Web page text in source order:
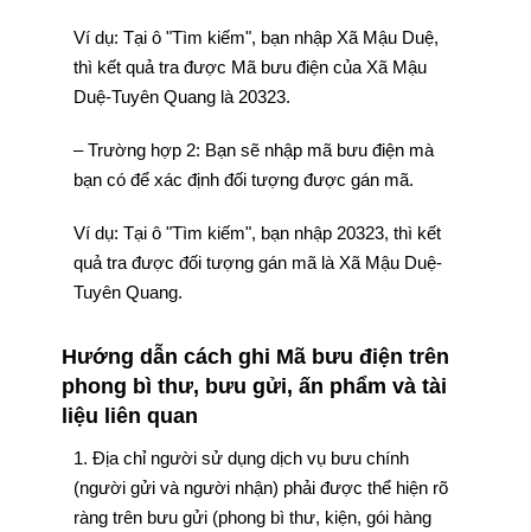
Ví dụ: Tại ô "Tìm kiếm", bạn nhập Xã Mậu Duệ,
thì kết quả tra được Mã bưu điện của Xã Mậu
Duệ-Tuyên Quang là 20323.
– Trường hợp 2: Bạn sẽ nhập mã bưu điện mà
bạn có để xác định đối tượng được gán mã.
Ví dụ: Tại ô "Tìm kiếm", bạn nhập 20323, thì kết
quả tra được đối tượng gán mã là Xã Mậu Duệ-
Tuyên Quang.
Hướng dẫn cách ghi Mã bưu điện trên
phong bì thư, bưu gửi, ấn phẩm và tài
liệu liên quan
1. Địa chỉ người sử dụng dịch vụ bưu chính
(người gửi và người nhận) phải được thể hiện rõ
ràng trên bưu gửi (phong bì thư, kiện, gói hàng